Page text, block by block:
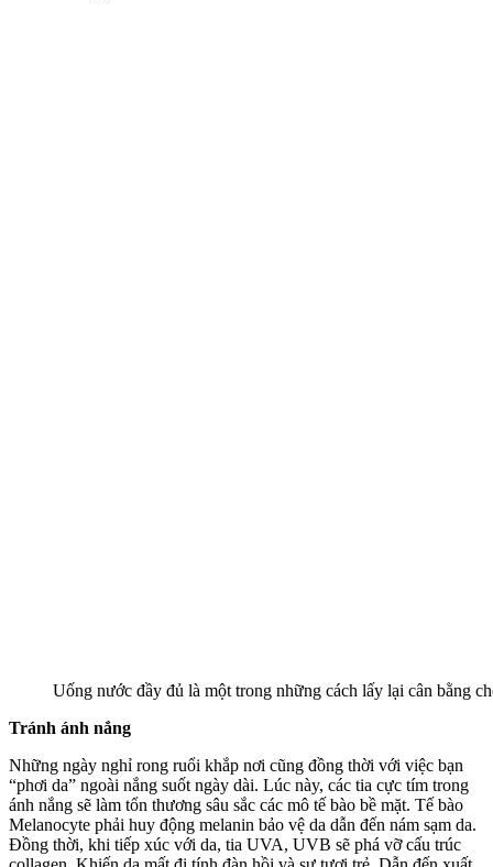
Uống nước đầy đủ là một trong những cách lấy lại cân bằng
Tránh ánh nắng
Những ngày nghỉ rong ruổi khắp nơi cũng đồng thời với việc bạn
“phơi da” ngoài nắng suốt ngày dài. Lúc này, các tia cực tím trong
ánh nắng sẽ làm tổn thương sâu sắc các mô tế bào bề mặt. Tế bào
Melanocyte phải huy động melanin bảo vệ da dẫn đến nám sạm da.
Đồng thời, khi tiếp xúc với da, tia UVA, UVB sẽ phá vỡ cấu trúc